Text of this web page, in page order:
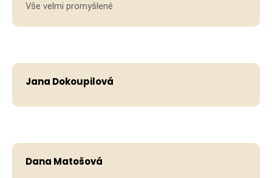
Vše velmi promyšlené
Jana Dokoupilová
Dana Matošová